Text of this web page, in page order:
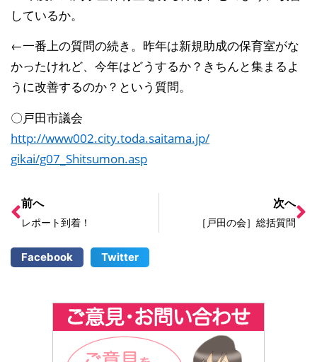
しているか。
←一番上の質問の続き。昨年は新規助成の保育室がな
かったけれど、今年はどうするか？きちんと集まるよ
うに改善するのか？という質問。
〇戸田市議会
http://www002.city.toda.saitama.jp/
gikai/g07_Shitsumon.asp
前へ
レポート到着！
次へ
［戸田の会］総括質問
Facebook Twitter